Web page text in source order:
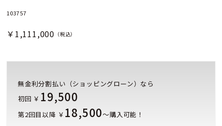
103757
￥1,111,000 （税込）
無金利分割払い（ショッピングローン）なら
初回 ￥ 19,500
第2回目以降 ￥ 18,500～購入可能！